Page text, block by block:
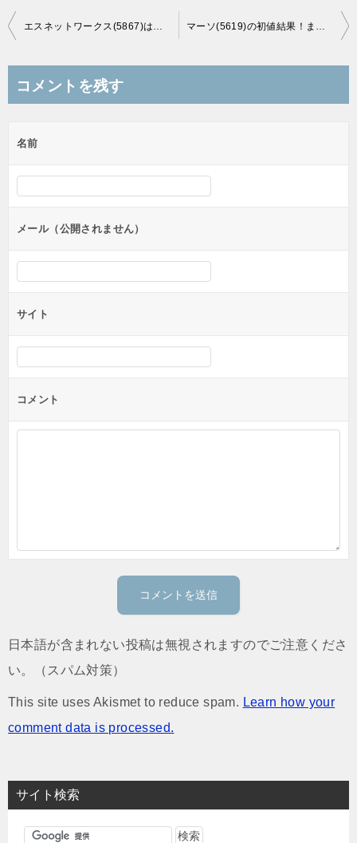
投
ビ
ー
シ
ン
エスネットワークス(5867)は初日初値付かずで2日目へ！フル板合致点は初日値付けギリギリ！ マーソ(5619)の初値結果！またもや公募割れ12月IPOは負け越しに！
コメントを残す
名前
メール（公開されません）
サイト
コメント
日本語が含まれない投稿は無視されますのでご注意くださ
い。（スパム対策）
This site uses Akismet to reduce spam. Learn how your
comment data is processed.
サイト検索